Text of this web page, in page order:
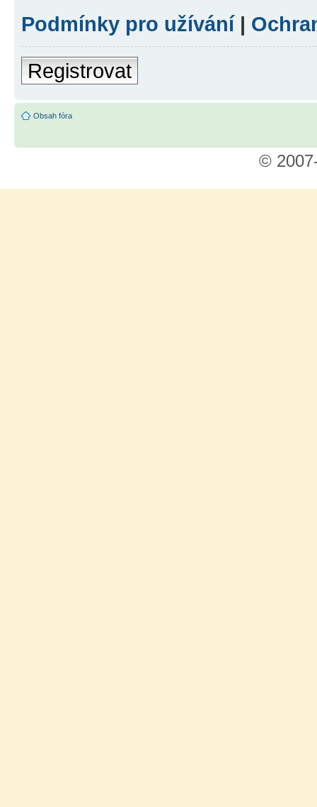
Podmínky pro užívání|
Registrovat
Obsah fóra
©